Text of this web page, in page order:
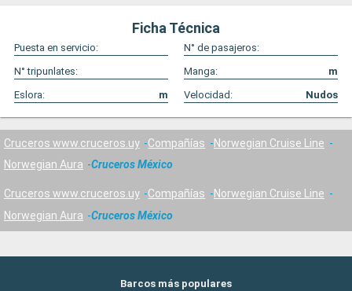
Ficha Técnica
Puesta en servicio:
N° de pasajeros:
N° tripunlates:
Manga:
m
Eslora:
m Velocidad: Nudos
Cruceros www.cruceros.uy Compañías
Norwegian Cruise Line
Norwegian Aura
Cruceros México
Cruceros www.cruceros.uy Compañías
Norwegian Cruise Line
Norwegian Aura
Cruceros México
Barcos más populares